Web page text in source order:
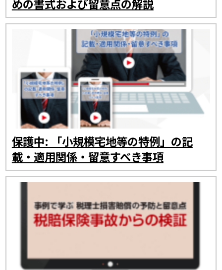
めの書式および留意点の解説
保護中: 「小規模宅地等の特例」の記
載・適用関係・留意すべき事項